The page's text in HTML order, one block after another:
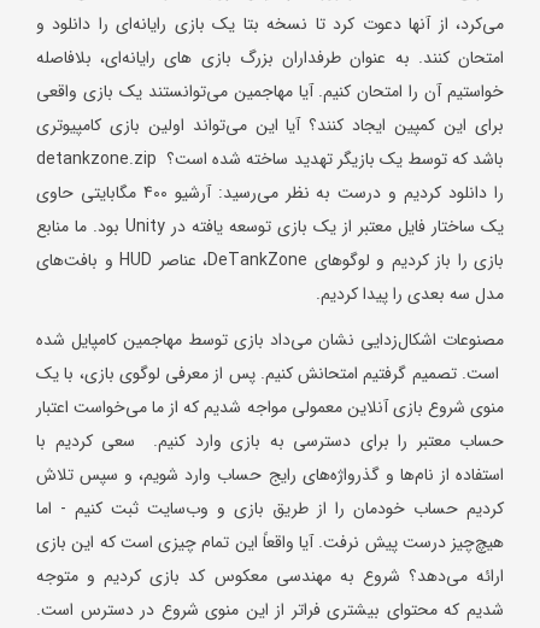
می‌کرد، از آنها دعوت کرد تا نسخه بتا یک بازی رایانه‌ای را دانلود و
امتحان کنند. به عنوان طرفداران بزرگ بازی های رایانه‌ای، بلافاصله
خواستیم آن را امتحان کنیم. آیا مهاجمین می‌توانستند یک بازی واقعی
برای این کمپین ایجاد کنند؟ آیا این می‌تواند اولین بازی کامپیوتری
باشد که توسط یک بازیگر تهدید ساخته شده است؟ detankzone.zip
را دانلود کردیم و درست به نظر می‌رسید: آرشیو 400 مگابایتی حاوی
یک ساختار فایل معتبر از یک بازی توسعه یافته در Unity بود. ما منابع
بازی را باز کردیم و لوگوهای DeTankZone، عناصر HUD و بافت‌های
مدل سه بعدی را پیدا کردیم.
مصنوعات اشکال‌زدایی نشان می‌داد بازی توسط مهاجمین کامپایل شده
است. تصمیم گرفتیم امتحانش کنیم. پس از معرفی لوگوی بازی، با یک
منوی شروع بازی آنلاین معمولی مواجه شدیم که از ما می‌خواست اعتبار
حساب معتبر را برای دسترسی به بازی وارد کنیم. سعی کردیم با
استفاده از نام‌ها و گذرواژه‌های رایج حساب وارد شویم، و سپس تلاش
کردیم حساب خودمان را از طریق بازی و وب‌سایت ثبت کنیم - اما
هیچ‌چیز درست پیش نرفت. آیا واقعاً این تمام چیزی است که این بازی
ارائه می‌دهد؟ شروع به مهندسی معکوس کد بازی کردیم و متوجه
شدیم که محتوای بیشتری فراتر از این منوی شروع در دسترس است.